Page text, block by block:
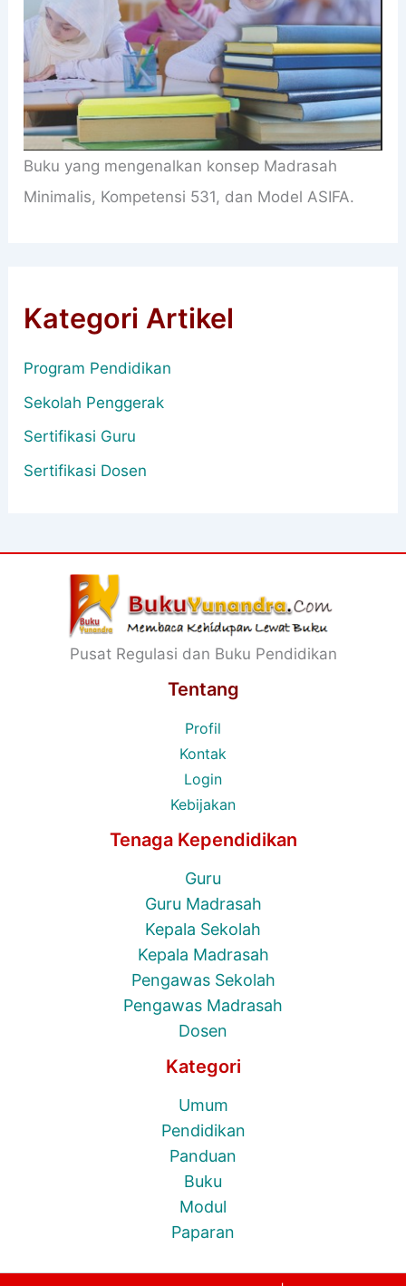
Buku yang mengenalkan konsep Madrasah
Minimalis, Kompetensi 531, dan Model ASIFA.
Kategori Artikel
Program Pendidikan
Sekolah Penggerak
Sertifikasi Guru
Sertifikasi Dosen
Pusat Regulasi dan Buku Pendidikan
Tentang
Profil
Kontak
Login
Kebijakan
Tenaga Kependidikan
Guru
Guru Madrasah
Kepala Sekolah
Kepala Madrasah
Pengawas Sekolah
Pengawas Madrasah
Dosen
Kategori
Umum
Pendidikan
Panduan
Buku
Modul
Paparan